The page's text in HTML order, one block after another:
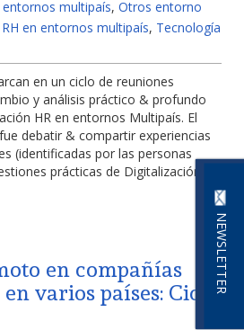
NEWSLETTER
multipaís, Otros entorno
en entornos multipaís, Tecnología
en un ciclo de reuniones
y análisis práctico & profundo
HR en entornos Multipaís. El
debatir & compartir experiencias
(identificadas por las personas
prácticas de Digitalización de
en compañías
varios países: Ciclo